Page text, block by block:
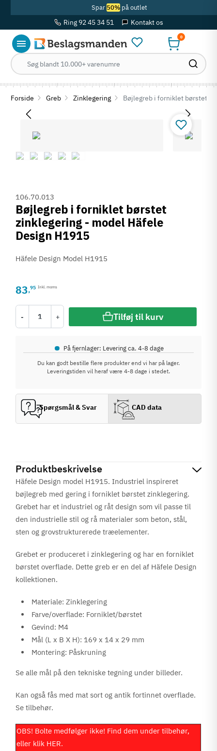
Spar 50%på outlet
Ring 92 45 34 51 Kontakt os
0
Forside Greb Zinklegering Bøjlegreb i forniklet børstet
Produktbeskrivelse
Häfele Design model H1915. Industriel inspireret
bøjlegreb med gering i forniklet børstet zinklegering.
Grebet har et industriel og råt design som vil passe til
den industrielle stil og rå materialer som beton, stål,
sten og grovstrukturerede træelementer.
Grebet er produceret i zinklegering og har en forniklet
børstet overflade. Dette greb er en del af Häfele Design
kollektionen.
Materiale: Zinklegering
Farve/overflade: Forniklet/børstet
Gevind: M4
Mål (L x B X H): 169 x 14 x 29 mm
Montering: Påskruning
Se alle mål på den tekniske tegning under billeder.
Kan også fås med mat sort og antik fortinnet overflade.
Se tilbehør.
OBS! Bolte medfølger ikke! Find dem under tilbehør,
eller klik HER.
106.70.013
Bøjlegreb i forniklet børstet
zinklegering - model Häfele
Design H1915
Häfele Design Model H1915
83,95 Inkl. moms
- + Tilføj til kurv
• På fjernlager: Levering ca. 4-8 dage
Du kan godt bestille flere produkter end vi har på lager.
Leveringstiden vil heraf være 4-8 dage i stedet.
Spørgsmål & Svar CAD data